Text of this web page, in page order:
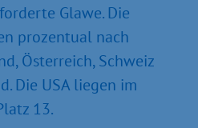
Glawe. Die
prozentual nach
Österreich, Schweiz
Die USA liegen im
13.